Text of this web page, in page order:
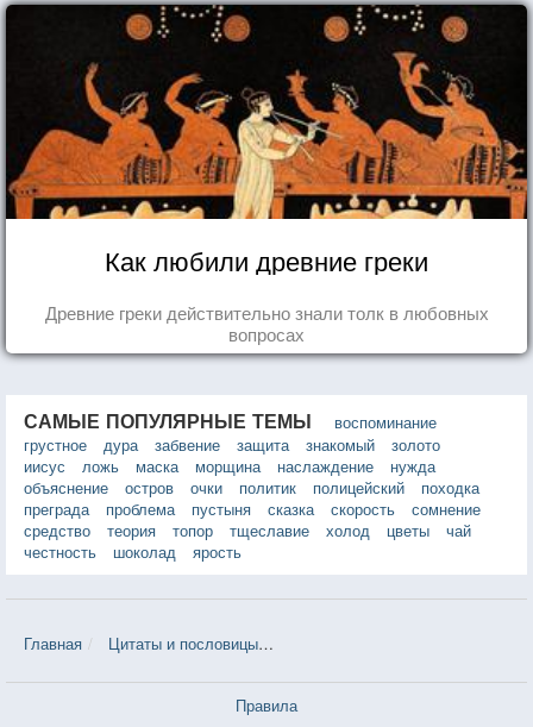
Как любили древние греки
Древние греки действительно знали толк в любовных
вопросах
САМЫЕ ПОПУЛЯРНЫЕ ТЕМЫ
воспоминание
грустное
дура забвение защита знакомый
золото
иисус
ложь маска морщина наслаждение
нужда
объяснение
остров очки политик полицейский
походка
преграда
проблема пустыня сказка скорость
сомнение
средство
теория топор тщеславие холод цветы
чай
честность
шоколад ярость
Главная Цитаты и пословицы
Правила